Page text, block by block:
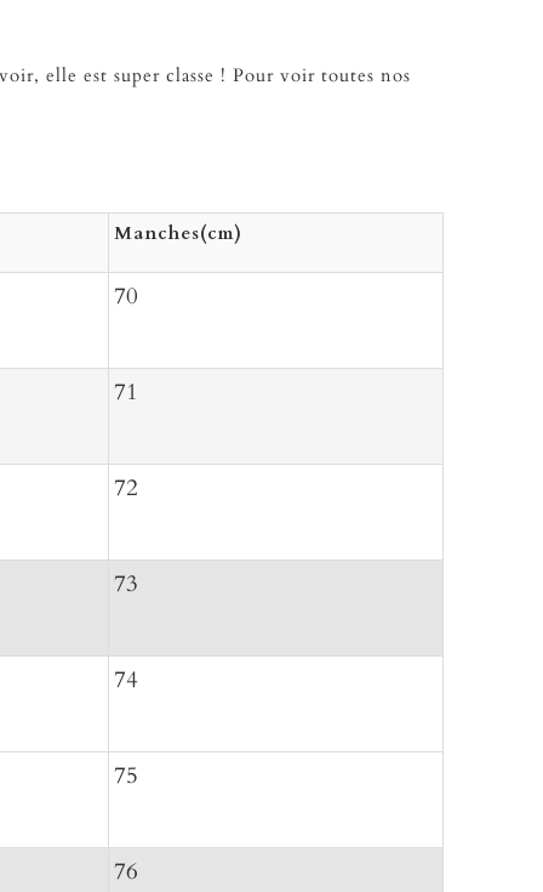
elle est super classe ! Pour voir toutes nos
Manches(cm)
70
71
72
73
74
75
76